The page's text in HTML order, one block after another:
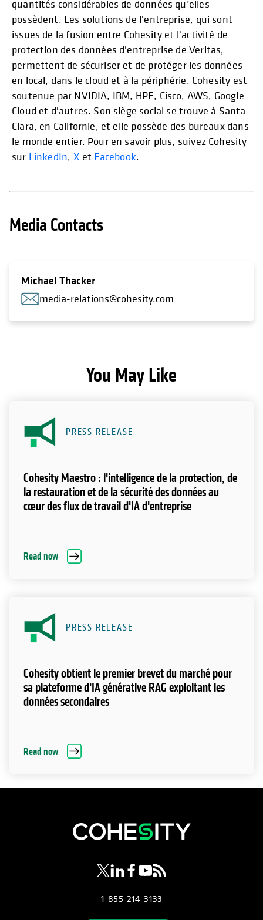
quantités considérables de données qu’elles
possèdent. Les solutions de l'entreprise, qui sont
issues de la fusion entre Cohesity et l'activité de
protection des données d'entreprise de Veritas,
permettent de sécuriser et de protéger les données
en local, dans le cloud et à la périphérie. Cohesity est
soutenue par NVIDIA, IBM, HPE, Cisco, AWS, Google
Cloud et d'autres. Son siège social se trouve à Santa
Clara, en Californie, et elle possède des bureaux dans
le monde entier. Pour en savoir plus, suivez Cohesity
sur LinkedIn, X et Facebook.
Media Contacts
Michael Thacker
media-relations@cohesity.com
You May Like
PRESS RELEASE
Cohesity Maestro : l'intelligence de la protection, de
la restauration et de la sécurité des données au
cœur des flux de travail d'IA d'entreprise
Read now
PRESS RELEASE
Cohesity obtient le premier brevet du marché pour
sa plateforme d'IA générative RAG exploitant les
données secondaires
Read now
s’ouvre dans un nouvel onglet
s’ouvre dans un nouvel onglet
s’ouvre dans un nouvel onglet
s’ouvre dans un nouvel
s’ouvre dans un nouvel
1-855-214-3133